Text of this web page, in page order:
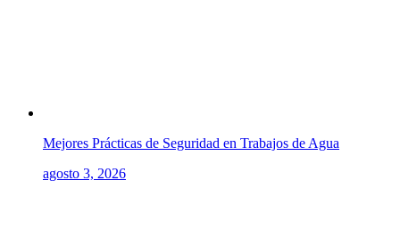
Mejores Prácticas de Seguridad en Trabajos de Agua
agosto 3, 2026